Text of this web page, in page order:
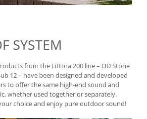
SYSTEM
from the Littora 200 line – OD Stone
12 – have been designed and developed
to offer the same high-end sound and
whether used together or separately.
choice and enjoy pure outdoor sound!